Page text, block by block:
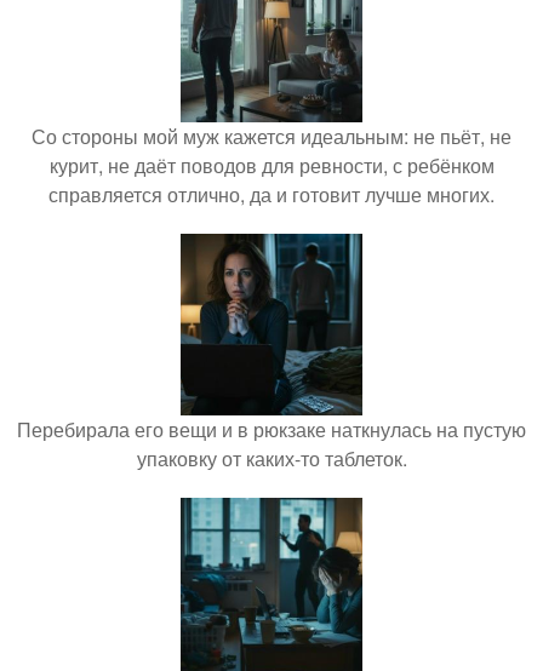
Со стороны мой муж кажется идеальным: не пьёт, не
курит, не даёт поводов для ревности, с ребёнком
справляется отлично, да и готовит лучше многих.
Перебирала его вещи и в рюкзаке наткнулась на пустую
упаковку от каких-то таблеток.